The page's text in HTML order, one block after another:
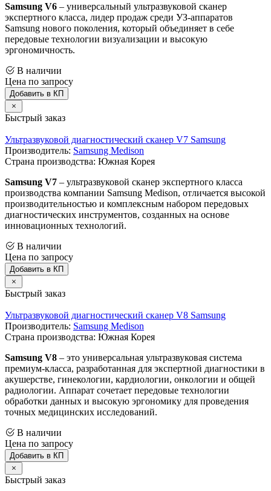
Samsung V6 – универсальный ультразвуковой сканер
экспертного класса, лидер продаж среди УЗ-аппаратов
Samsung нового поколения, который объединяет в себе
передовые технологии визуализации и высокую
эргономичность.
В наличии
Цена по запросу
Добавить в КП
Быстрый заказ
Ультразвуковой диагностический сканер V7 Samsung
Производитель: Samsung Medison
Страна производства: Южная Корея
Samsung V7 – ультразвуковой сканер экспертного класса
производства компании Samsung Medison, отличается высокой
производительностью и комплексным набором передовых
диагностических инструментов, созданных на основе
инновационных технологий.
В наличии
Цена по запросу
Добавить в КП
Быстрый заказ
Ультразвуковой диагностический сканер V8 Samsung
Производитель: Samsung Medison
Страна производства: Южная Корея
Samsung V8 – это универсальная ультразвуковая система
премиум-класса, разработанная для экспертной диагностики в
акушерстве, гинекологии, кардиологии, онкологии и общей
радиологии. Аппарат сочетает передовые технологии
обработки данных и высокую эргономику для проведения
точных медицинских исследований.
В наличии
Цена по запросу
Добавить в КП
Быстрый заказ